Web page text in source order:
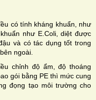
có tính kháng khuẩn, như
như E.Coli, diệt được
và có tác dụng tốt trong
ngoài.
chỉnh độ ẩm, độ thoáng
gói bằng PE thì mức cung
đọng tạo môi trường cho